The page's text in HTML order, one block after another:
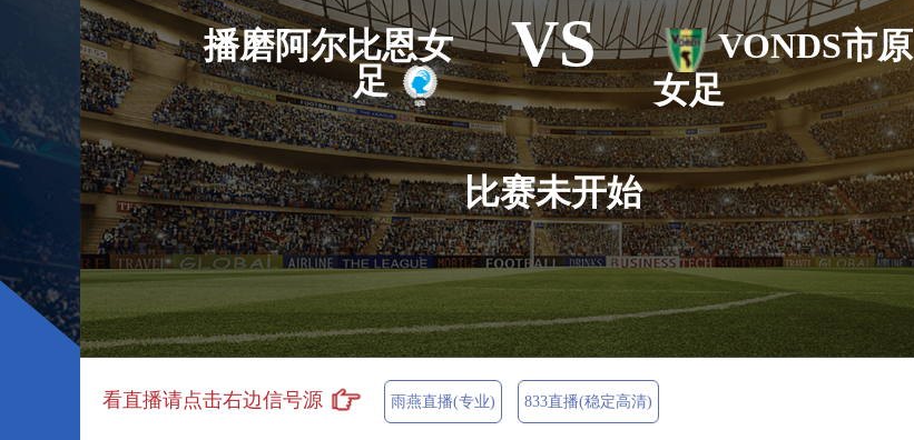
播磨阿尔比恩女
足
VS
比赛未开始
VONDS市原
女足
看直播请点击右边信号源 雨燕直播(专业) 833直播(稳定高清)